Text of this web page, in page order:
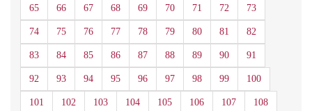
65 66 67 68 69 70 71 72 73
74 75 76 77 78 79 80 81 82
83 84 85 86 87 88 89 90 91
92 93 94 95 96 97 98 99 100
101 102 103 104 105 106 107 108